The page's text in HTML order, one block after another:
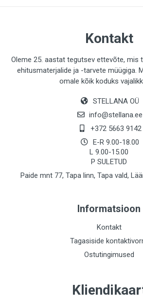
Kontakt
Oleme 25. aastat tegutsev ettevõte, mis
ehitusmaterjalide ja -tarvete müügiga.
omale kõik koduks
STELLANA OÜ
info@stellana.ee
+372 5663 9142
E-R 9.00-18.00
L 9.00-15.00
P SULETUD
Paide mnt 77, Tapa linn, Tapa vald,
Informatsioon
Kontakt
Tagasiside
Ostutingimused